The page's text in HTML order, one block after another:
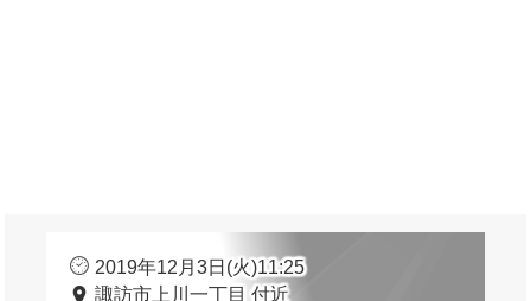
2019年12月3日(火)11:25
諏訪市上川一丁目 付近